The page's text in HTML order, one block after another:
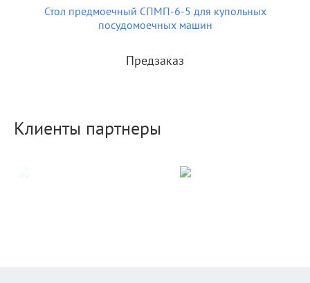
Стол предмоечный СПМП-6-5 для купольных
посудомоечных машин
Предзаказ
Клиенты партнеры